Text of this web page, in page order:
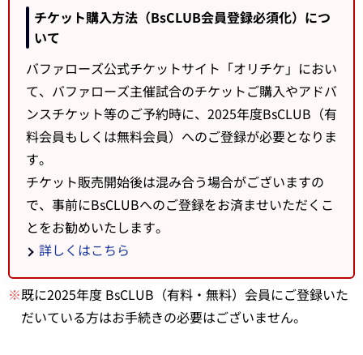
チケット購入方法（BsCLUB会員登録必須化）につ
いて
バファローズ公式チケットサイト「オリチケ」におい
て、バファローズ主催試合のチケットご購入やアドバ
ンスチケット等のご予約時に、2025年度BsCLUB（有
料会員もしくは無料会員）へのご登録が必要となりま
す。
チケット販売開始後は混み合う場合がございますの
で、事前にBsCLUBへのご登録をお済ませいただくこ
とをお勧めいたします。
詳しくはこちら
※既に2025年度 BsCLUB（有料・無料）会員にご登録いた
だいている方はお手続きの必要はございません。